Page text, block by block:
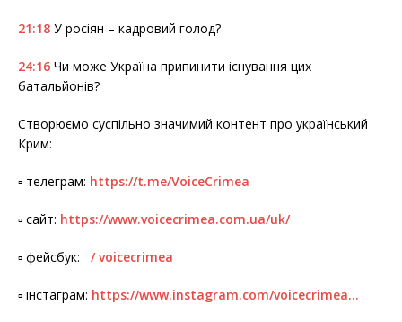
21:18 У росіян – кадровий голод?
24:16 Чи може Україна припинити існування цих
батальйонів?
Створюємо суспільно значимий контент про український
Крим:
▫️ телеграм: https://t.me/VoiceCrimea
▫️ сайт: https://www.voicecrimea.com.ua/uk/
▫️ фейсбук: / voicecrimea
▫️ інстаграм: https://www.instagram.com/voicecrimea…